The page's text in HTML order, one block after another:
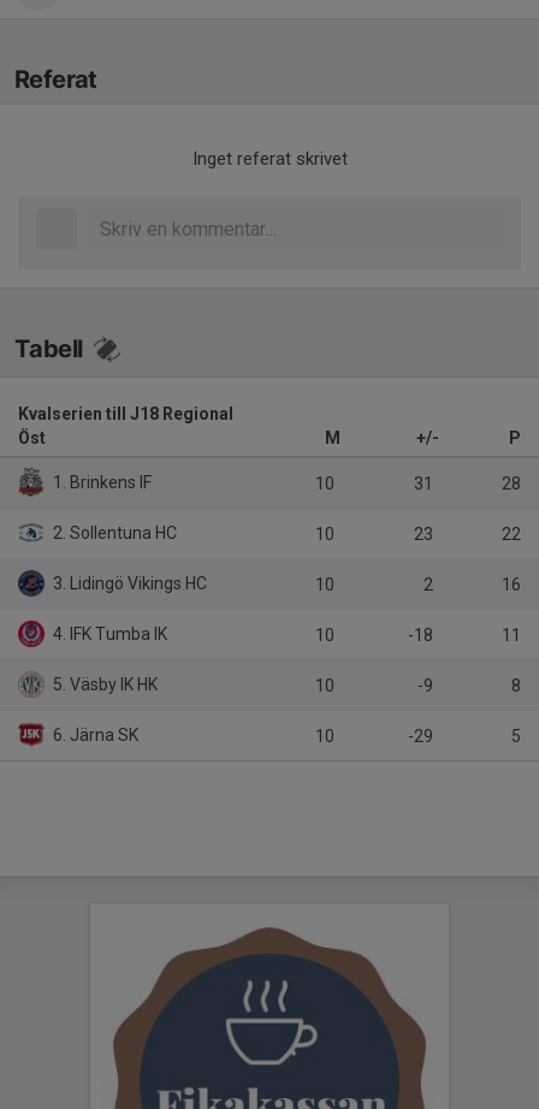
Referat
Inget referat skrivet
Tabell
Kvalserien till J18 Regional
Öst
M +/- P
1. Brinkens IF 10 31 28
2. Sollentuna HC 10 23 22
3. Lidingö Vikings HC 10 2 16
4. IFK Tumba IK 10 -18 11
5. Väsby IK HK 10 -9 8
6. Järna SK 10 -29 5